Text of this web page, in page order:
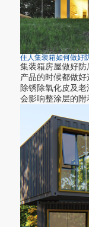
住人集装箱如何做好
集装箱房屋做好
产品的时候都做
除锈除氧化皮及
会影响整涂层的附